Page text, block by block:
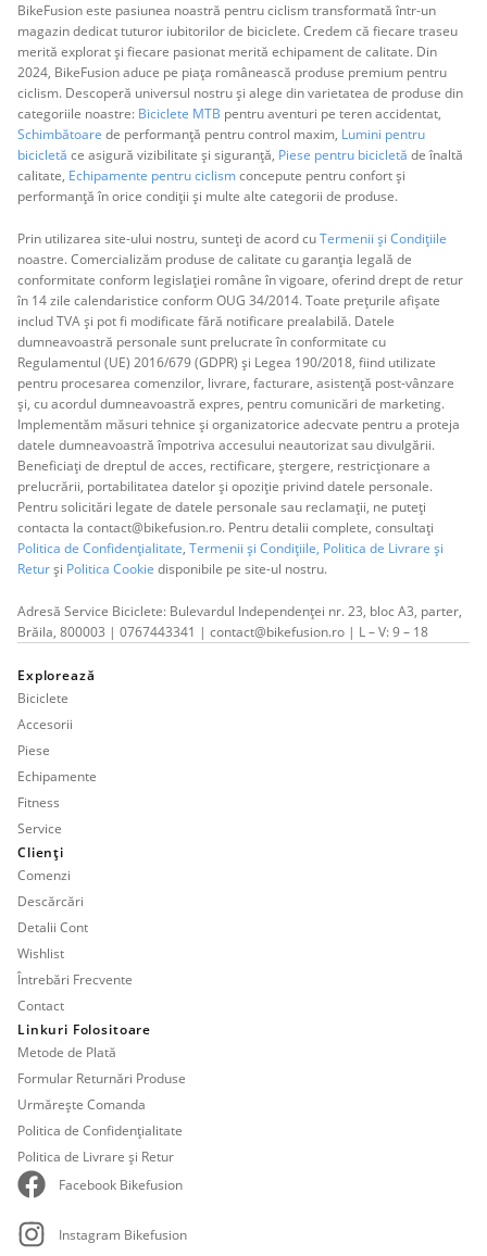
BikeFusion este pasiunea noastră pentru ciclism transformată într-un
magazin dedicat tuturor iubitorilor de biciclete. Credem că fiecare traseu
merită explorat și fiecare pasionat merită echipament de calitate. Din
2024, BikeFusion aduce pe piața românească produse premium pentru
ciclism. Descoperă universul nostru și alege din varietatea de produse din
categoriile noastre: Biciclete MTB pentru aventuri pe teren accidentat,
Schimbătoare de performanță pentru control maxim, Lumini pentru
bicicletă ce asigură vizibilitate și siguranță, Piese pentru bicicletă de înaltă
calitate, Echipamente pentru ciclismconcepute pentru confort și
performanță în orice condiții și multe alte categorii de produse.
Prin utilizarea site-ului nostru, sunteți de acord cuTermenii și Condițiile
noastre. Comercializăm produse de calitate cu garanția legală de
conformitate conform legislației române în vigoare, oferind drept de retur
în 14 zile calendaristice conform OUG 34/2014. Toate prețurile afișate
includ TVA și pot fi modificate fără notificare prealabilă. Datele
dumneavoastră personale sunt prelucrate în conformitate cu
Regulamentul (UE) 2016/679 (GDPR) și Legea 190/2018, fiind utilizate
pentru procesarea comenzilor, livrare, facturare, asistență post-vânzare
și, cu acordul dumneavoastră expres, pentru comunicări de marketing.
Implementăm măsuri tehnice și organizatorice adecvate pentru a proteja
datele dumneavoastră împotriva accesului neautorizat sau divulgării.
Beneficiați de dreptul de acces, rectificare, ștergere, restricționare a
prelucrării, portabilitatea datelor și opoziție privind datele personale.
Pentru solicitări legate de datele personale sau reclamații, ne puteți
contacta la contact@bikefusion.ro. Pentru detalii complete, consultați
Politica de Confidențialitate, Termenii și Condițiile, Politica de Livrare și
Returși Politica Cookie disponibile pe site-ul nostru.
Adresă Service Biciclete: Bulevardul Independenței nr. 23, bloc A3, parter,
Brăila, 800003 | 0767443341 | contact@bikefusion.ro | L – V: 9 – 18
Explorează
Biciclete
Accesorii
Piese
Echipamente
Fitness
Service
Clienți
Comenzi
Descărcări
Detalii Cont
Wishlist
Întrebări Frecvente
Contact
Linkuri Folositoare
Metode de Plată
Formular Returnări Produse
Urmărește Comanda
Politica de Confidențialitate
Politica de Livrare și Retur
Facebook Bikefusion
Instagram Bikefusion